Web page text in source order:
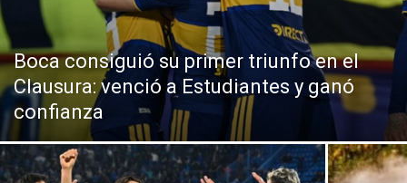
Boca consiguió su primer triunfo en el
Clausura: venció a Estudiantes y ganó
confianza